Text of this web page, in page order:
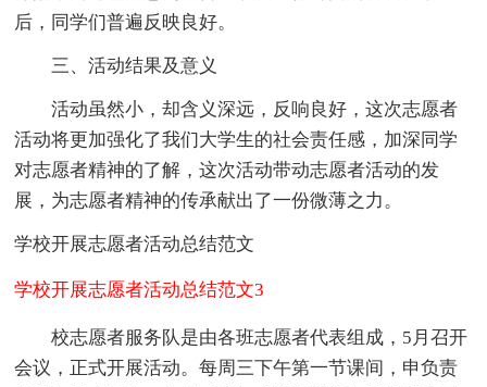
后，同学们普遍反映良好。
三、活动结果及意义
活动虽然小，却含义深远，反响良好，这次志愿者
活动将更加强化了我们大学生的社会责任感，加深同学
对志愿者精神的了解，这次活动带动志愿者活动的发
展，为志愿者精神的传承献出了一份微薄之力。
学校开展志愿者活动总结范文
学校开展志愿者活动总结范文3
校志愿者服务队是由各班志愿者代表组成，5月召开
会议，正式开展活动。每周三下午第一节课间，申负责